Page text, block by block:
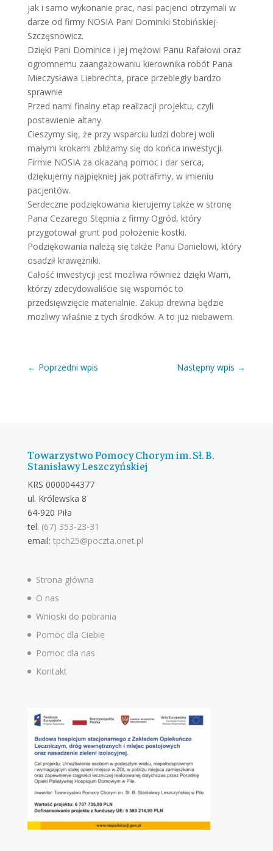
jak i samo wykonanie prac, nasi pacjenci otrzymali w
darze od firmy NOSIA Pani Dominiki Stobińskiej-
Szczęsnowicz.
Dzięki Pani Dominice i jej mężowi Panu Rafałowi oraz
ogromnemu zaangażowaniu kierownika robót Pana
Mieczysława Liebrechta, prace przebiegły bardzo
sprawnie
Przed nami finalny etap realizacji projektu, czyli
postawienie altany.
Cieszymy się, że przy wsparciu ludzi dobrej woli
małymi krokami zbliżamy się do końca inwestycji.
Firmie NOSIA za okazaną pomoc i dar serca,
dziękujemy najpiękniej jak potrafimy, w imieniu
pacjentów.
Serdeczne podziękowania kierujemy także w stronę
Pana Cezarego Stępnia z firmy Ogród, który
przygotował grunt pod położenie kostki.
Podziękowania należą się także Panu Danielowi, który
osadził krawężniki.
Całość inwestycji jest możliwa również dzięki Wam,
którzy zdecydowaliście się wspomóc to
przedsięwzięcie materialnie. Zakup drewna będzie
możliwy właśnie z tych środków. A to już niebawem.
← Poprzedni wpis Następny wpis →
Towarzystwo Pomocy Chorym im. Sł. B.
Stanisławy Leszczyńskiej
KRS 0000044377
ul. Królewska 8
64-920 Piła
tel. (67) 353-23-31
email: tpch25@poczta.onet.pl
Strona główna
O nas
Wnioski do pobrania
Pomoc dla Ciebie
Pomoc dla nas
Kontakt